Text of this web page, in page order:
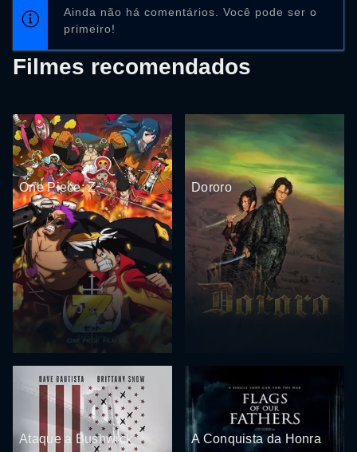
Ainda não há comentários. Você pode ser o
primeiro!
Filmes recomendados
One Piece: Z Dororo
Ataque a Bushwick A Conquista da Honra